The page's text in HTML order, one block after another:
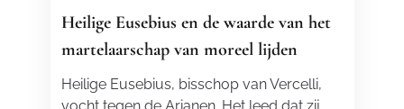
Heilige Eusebius en de waarde van het
martelaarschap van moreel lijden
Heilige Eusebius, bisschop van Vercelli,